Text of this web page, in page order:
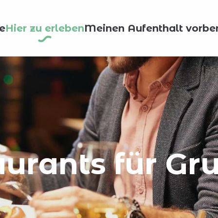
Hier zu erlebenMeinen Aufenthalt
für